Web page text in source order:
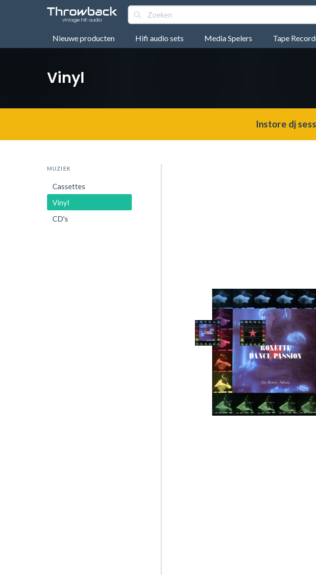
Nieuwe producten Hifi audio sets Media Spelers Tape
Vinyl
Instore dj
MUZIEK
Cassettes
Vinyl
CD's